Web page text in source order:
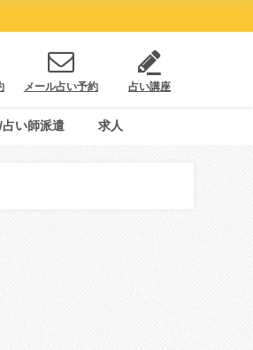
メール占い予約 占い講座
占い師派遣 求人